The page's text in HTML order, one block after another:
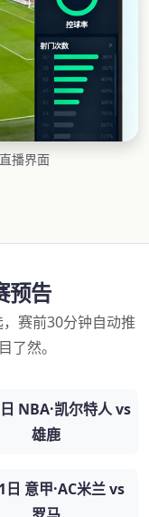
播界面
预告
赛前30分钟自动推
了然。
NBA·凯尔特人 vs
雄鹿
日 意甲·AC米兰 vs